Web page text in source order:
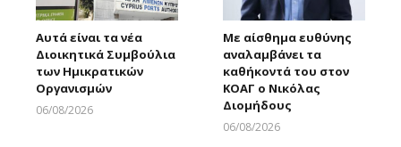
Αυτά είναι τα νέα
Διοικητικά Συμβούλια
των Ημικρατικών
Οργανισμών
06/08/2026
Με αίσθημα ευθύνης
αναλαμβάνει τα
καθήκοντά του στον
ΚΟΑΓ ο Νικόλας
Διομήδους
06/08/2026